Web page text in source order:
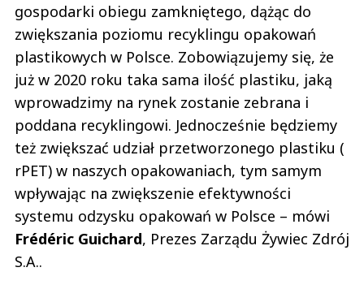
gospodarki obiegu zamkniętego, dążąc do
zwiększania poziomu recyklingu opakowań
plastikowych w Polsce. Zobowiązujemy się, że
już w 2020 roku taka sama ilość plastiku, jaką
wprowadzimy na rynek zostanie zebrana i
poddana recyklingowi. Jednocześnie będziemy
też zwiększać udział przetworzonego plastiku (
rPET) w naszych opakowaniach, tym samym
wpływając na zwiększenie efektywności
systemu odzysku opakowań w Polsce – mówi
Frédéric Guichard, Prezes Zarządu Żywiec Zdrój
S.A..